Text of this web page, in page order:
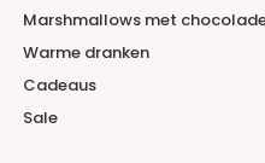
Marshmallows met
​Warme dranken
Cadeaus
Sale